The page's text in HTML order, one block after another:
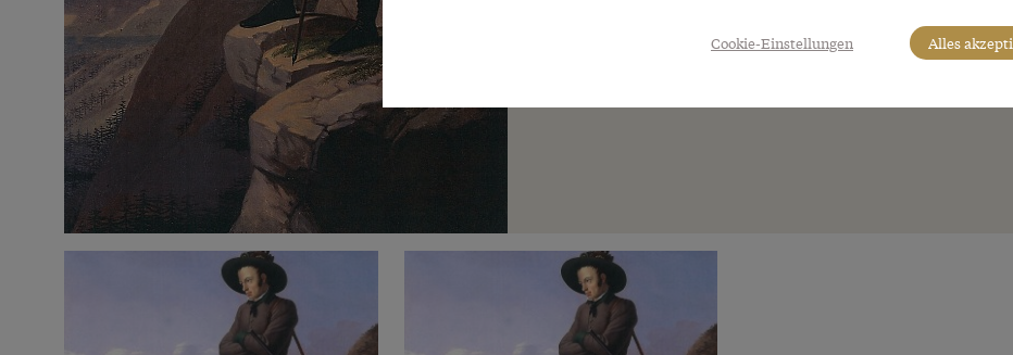
Cookie-Einstellungen Alles